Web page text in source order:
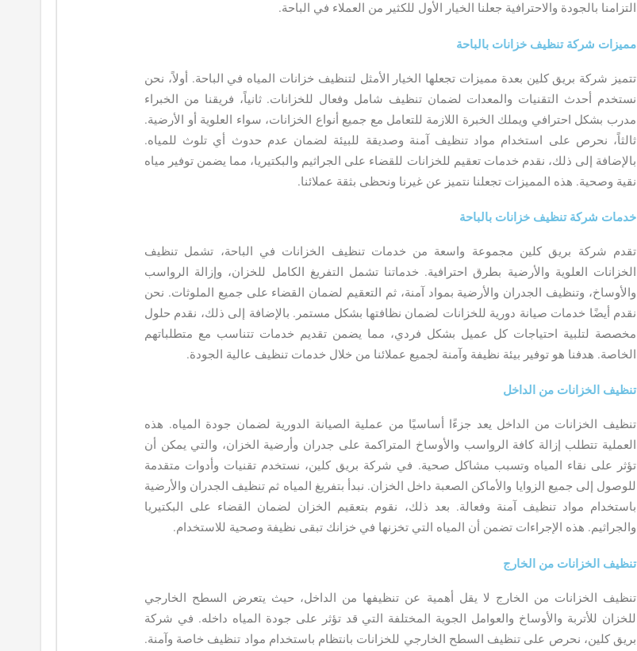
التزامنا بالجودة والاحترافية جعلنا الخيار الأول للكثير من العملاء في الباحة.
مميزات شركة تنظيف خزانات بالباحة
تتميز شركة بريق كلين بعدة مميزات تجعلها الخيار الأمثل لتنظيف خزانات المياه في الباحة. أولاً، نحن
نستخدم أحدث التقنيات والمعدات لضمان تنظيف شامل وفعال للخزانات. ثانياً، فريقنا من الخبراء
مدرب بشكل احترافي ويملك الخبرة اللازمة للتعامل مع جميع أنواع الخزانات، سواء العلوية أو الأرضية.
ثالثاً، نحرص على استخدام مواد تنظيف آمنة وصديقة للبيئة لضمان عدم حدوث أي تلوث للمياه.
بالإضافة إلى ذلك، نقدم خدمات تعقيم للخزانات للقضاء على الجراثيم والبكتيريا، مما يضمن توفير مياه
نقية وصحية. هذه المميزات تجعلنا نتميز عن غيرنا ونحظى بثقة عملائنا.
خدمات شركة تنظيف خزانات بالباحة
تقدم شركة بريق كلين مجموعة واسعة من خدمات تنظيف الخزانات في الباحة، تشمل تنظيف
الخزانات العلوية والأرضية بطرق احترافية. خدماتنا تشمل التفريغ الكامل للخزان، وإزالة الرواسب
والأوساخ، وتنظيف الجدران والأرضية بمواد آمنة، ثم التعقيم لضمان القضاء على جميع الملوثات. نحن
نقدم أيضًا خدمات صيانة دورية للخزانات لضمان نظافتها بشكل مستمر. بالإضافة إلى ذلك، نقدم حلول
مخصصة لتلبية احتياجات كل عميل بشكل فردي، مما يضمن تقديم خدمات تتناسب مع متطلباتهم
الخاصة. هدفنا هو توفير بيئة نظيفة وآمنة لجميع عملائنا من خلال خدمات تنظيف عالية الجودة.
تنظيف الخزانات من الداخل
تنظيف الخزانات من الداخل يعد جزءًا أساسيًا من عملية الصيانة الدورية لضمان جودة المياه. هذه
العملية تتطلب إزالة كافة الرواسب والأوساخ المتراكمة على جدران وأرضية الخزان، والتي يمكن أن
تؤثر على نقاء المياه وتسبب مشاكل صحية. في شركة بريق كلين، نستخدم تقنيات وأدوات متقدمة
للوصول إلى جميع الزوايا والأماكن الصعبة داخل الخزان. نبدأ بتفريغ المياه ثم تنظيف الجدران والأرضية
باستخدام مواد تنظيف آمنة وفعالة. بعد ذلك، نقوم بتعقيم الخزان لضمان القضاء على البكتيريا
والجراثيم. هذه الإجراءات تضمن أن المياه التي تخزنها في خزانك تبقى نظيفة وصحية للاستخدام.
تنظيف الخزانات من الخارج
تنظيف الخزانات من الخارج لا يقل أهمية عن تنظيفها من الداخل، حيث يتعرض السطح الخارجي
للخزان للأتربة والأوساخ والعوامل الجوية المختلفة التي قد تؤثر على جودة المياه داخله. في شركة
بريق كلين، نحرص على تنظيف السطح الخارجي للخزانات بانتظام باستخدام مواد تنظيف خاصة وآمنة.